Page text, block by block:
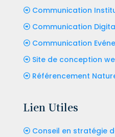
Communication
Communication
Communication
Site de conception
Référencement
Lien Utiles
Conseil en stratégie